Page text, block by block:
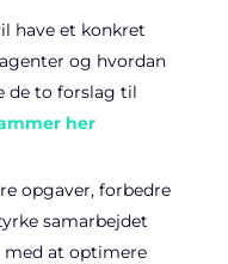
have et konkret
og hvordan
de to forslag til
her
opgaver, forbedre
samarbejdet
at optimere